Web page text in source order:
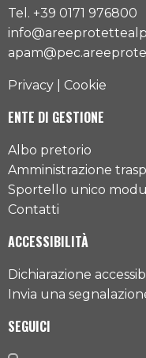
Tel. +39 0171 976800
Privacy Cookie
ENTE DI GESTIONE
Albo pretorio
Amministrazione
Sportello unico
Contatti
ACCESSIBILITÀ
Dichiarazione
Invia una
SEGUICI